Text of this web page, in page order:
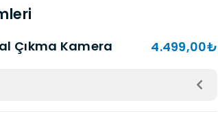
Çıkma Kamera 4.499,00₺